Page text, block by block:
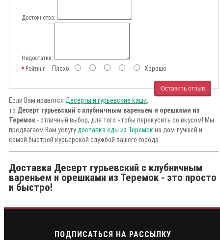
Достоинства:
Недостатки:
РейтингПлохо Хорошо
Оставить отзыв
Если Вам нравятся Десерты и гурьевские каши,
то Десерт гурьевский с клубничным вареньем и орешками из
Теремок - отличный выбор, для того чтобы перекусить со вкусом! Мы
предлагаем Вам услугу доставка еды из Теремок на дом лучшей и
самой быстрой курьерской службой вашего города.
Доставка Десерт гурьевский с клубничным
вареньем и орешками из Теремок - это просто
и быстро!
ПОДПИСАТЬСЯ НА РАССЫЛКУ